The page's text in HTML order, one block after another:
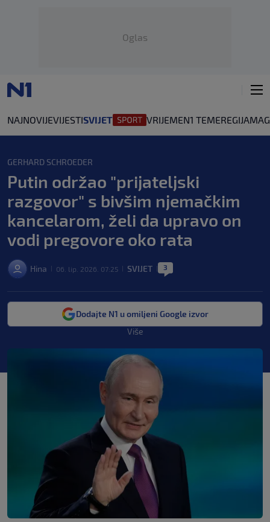
Oglas
NAJNOVIJEVIJESTISVIJET VRIJEMEN1 TEMEREGIJA
GERHARD SCHROEDER
Putin održao "prijateljski
razgovor" s bivšim njemačkim
kancelarom, želi da upravo on
vodi pregovore oko rata
Hina 06. lip. 2026. 07:25 SVIJET 3
Dodajte N1 u omiljeni Google izvor
Više